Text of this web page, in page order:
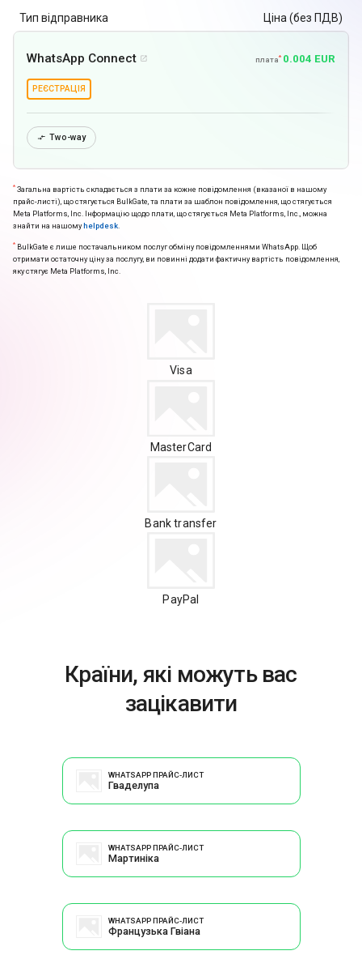
Тип відправника Ціна (без ПДВ)
WhatsApp Connect  плата* 0.004 EUR
РЕЄСТРАЦІЯ
 Two-way
* Загальна вартість складається з плати за кожне повідомлення (вказаної в нашому
прайс-листі), що стягується BulkGate, та плати за шаблон повідомлення, що стягується
Meta Platforms, Inc. Інформацію щодо плати, що стягується Meta Platforms, Inc., можна
знайти на нашому helpdesk.
* BulkGate є лише постачальником послуг обміну повідомленнями WhatsApp. Щоб
отримати остаточну ціну за послугу, ви повинні додати фактичну вартість повідомлення,
яку стягує Meta Platforms, Inc.
Visa
MasterCard
Bank transfer
PayPal
Країни, які можуть вас
зацікавити
WHATSAPP ПРАЙС-ЛИСТ
Гваделупа
WHATSAPP ПРАЙС-ЛИСТ
Мартиніка
WHATSAPP ПРАЙС-ЛИСТ
Французька Гвіана